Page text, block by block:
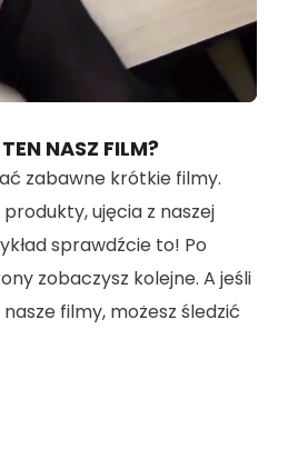
100.00%
NASZ FILM?
zabawne krótkie filmy.
produkty, ujęcia z naszej
sprawdźcie to! Po
zobaczysz kolejne. A jeśli
filmy, możesz śledzić